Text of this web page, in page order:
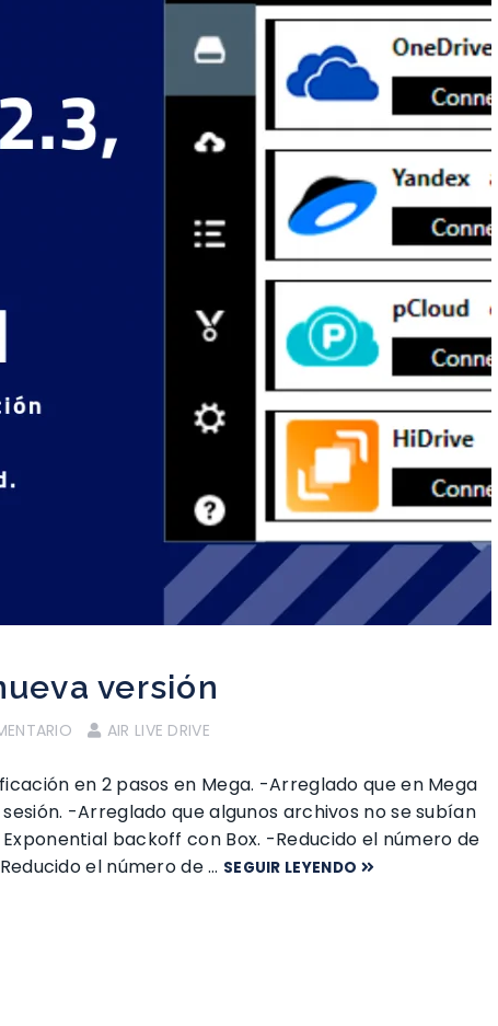
versión
AIR LIVE DRIVE
en 2 pasos en Mega. -Arreglado que en Mega
-Arreglado que algunos archivos no se subían
backoff con Box. -Reducido el número de
el número de … SEGUIR LEYENDO